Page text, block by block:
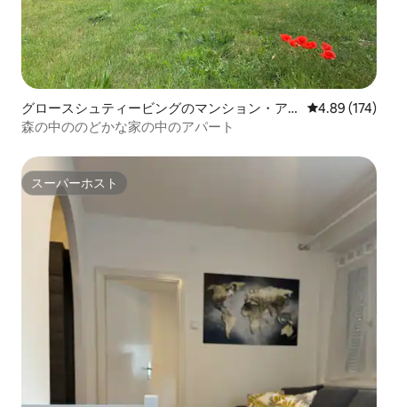
グロースシュティービングのマンション・ア
パート
レビュー174
4.89 (174)
森の中ののどかな家の中のアパート
スーパーホスト
スーパーホスト